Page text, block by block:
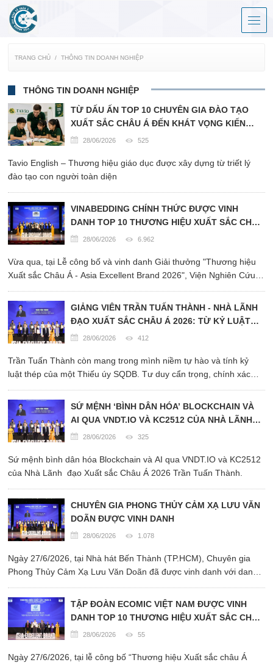
TRANG CHỦ THÔNG TIN DOANH NGHIỆP
THÔNG TIN DOANH NGHIỆP
TỪ DẤU ẤN TOP 10 CHUYÊN GIA ĐÀO TẠO
XUẤT SẮC CHÂU Á ĐẾN KHÁT VỌNG KIẾN
TẠO HỆ SINH THÁI GIÁO DỤC QUỐC TẾ MANG
28/06/2026 525
Tavio English – Thương hiệu giáo dục được xây dựng từ triết lý
đào tạo con người toàn diện
VINABEDDING CHÍNH THỨC ĐƯỢC VINH
DANH TOP 10 THƯƠNG HIỆU XUẤT SẮC CHÂU
Á 2026
28/06/2026 6.962
Vừa qua, tại Lễ công bố và vinh danh Giải thưởng "Thương hiệu
Xuất sắc Châu Á - Asia Excellent Brand 2026", Viện Nghiên Cứu
ty TNHH Vinabedding, thương hiệu tiên phong trong lĩnh vực sản
xuất ...
GIẢNG VIÊN TRẦN TUẤN THÀNH - NHÀ LÃNH
ĐẠO XUẤT SẮC CHÂU Á 2026: TỪ KỶ LUẬT
‘ÁO LÍNH’ ĐẾN KHÁT VỌNG ‘BÌNH DÂN HÓA’
28/06/2026 412
Trần Tuấn Thành còn mang trong mình niềm tự hào và tính kỷ
luật thép của một Thiếu úy SQDB. Tư duy cẩn trọng, chính xác
áp lực lớn khi tham gia các dự án công nghệ ...
SỨ MỆNH ‘BÌNH DÂN HÓA’ BLOCKCHAIN VÀ
AI QUA VNDT.IO VÀ KC2512 CỦA NHÀ LÃNH
ĐẠO XUẤT SẮC CHÂU Á 2026 TRẦN TUẤN
28/06/2026 325
Sứ mệnh bình dân hóa Blockchain và AI qua VNDT.IO và KC2512
của Nhà Lãnh đạo Xuất sắc Châu Á 2026 Trần Tuấn Thành.
​CHUYÊN GIA PHONG THỦY CẢM XẠ LƯU VĂN
DOÃN ĐƯỢC VINH DANH
28/06/2026 1.078
Ngày 27/6/2026, tại Nhà hát Bến Thành (TP.HCM), Chuyên gia
Phong Thủy Cảm Xạ Lưu Văn Doãn đã được vinh danh với danh
chương trình Thương Hiệu Xuất Sắc Châu Á 2026.
TẬP ĐOÀN ECOMIC VIỆT NAM ĐƯỢC VINH
DANH TOP 10 THƯƠNG HIỆU XUẤT SẮC CHÂU
Á 2026
28/06/2026 55
Ngày 27/6/2026, tại lễ công bố “Thương hiệu Xuất sắc châu Á